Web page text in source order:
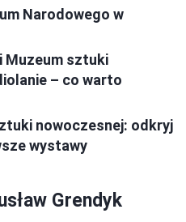
Narodowego w
Muzeum sztuki
– co warto
nowoczesnej: odkryj
wystawy
Grendyk